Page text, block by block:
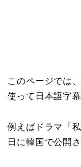
このページでは
使って日本語字
例えばドラマ「
日に韓国で公開